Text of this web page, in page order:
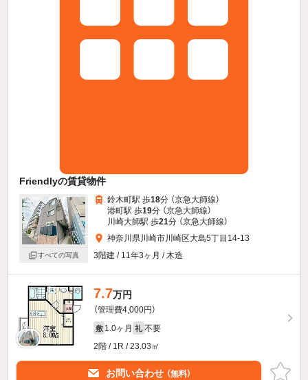
Friendlyの賃貸物件
すべての写真
鈴木町駅 歩18分 （京急大師線）
港町駅 歩19分 （京急大師線）
川崎大師駅 歩21分 （京急大師線）
神奈川県川崎市川崎区大島5丁目14-13
3階建 / 11年3ヶ月 / 木造
7.7万円
（管理費4,000円）
敷 1.0ヶ月 礼 不要
2階 / 1R / 23.03㎡
お問い合わせ （無料）